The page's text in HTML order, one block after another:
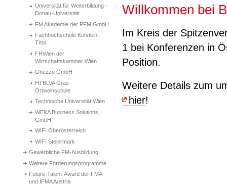
Universität für Weiterbildung -
Donau-Universität
FM Akademie der PFM GmbH
Fachhochschule Kufstein
Tirol
FHWien der
Wirtschaftskammer Wien
Ghezzo GmbH
HTBLVA Graz -
Ortweinschule
Technische Universität Wien
WEKA Business Solutions
GmbH
WIFI Oberösterreich
WIFI Steiermark
Gewerbliche FM-Ausbildung
Weitere Förderungsprogramme
Future-Talent-Award der FMA
und IFMA Austria
Willkommen bei
Im Kreis der
1 bei Konferenzen in
Position.
Weitere Details zum
hier!